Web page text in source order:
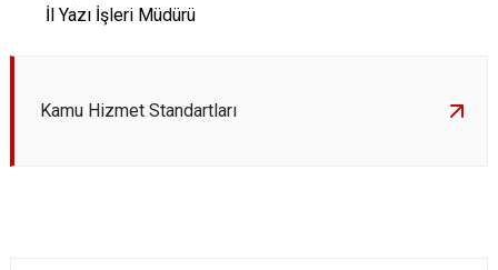
İl Yazı İşleri Müdürü
Kamu Hizmet Standartları